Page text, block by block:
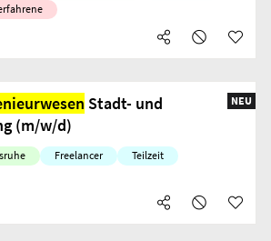
NEU
Stadt- und
(m/w/d)
Freelancer
Teilzeit